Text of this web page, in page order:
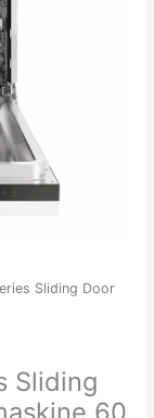
Sliding Door
Sliding